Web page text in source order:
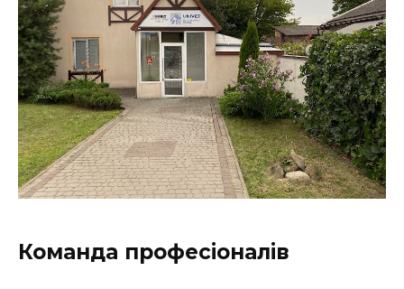
Команда професіоналів